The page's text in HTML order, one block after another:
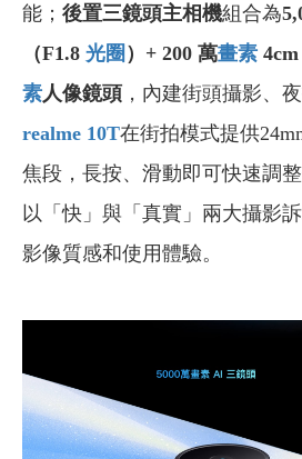
能； 後置三鏡頭主相機組合為
（F1.8 光圈 ）+ 200 萬畫素 4cm
素人像鏡頭，內建街頭攝影、
realme 10T在街拍模式提供
焦段，長按、滑動即可快速調
以「快」與「真實」兩大攝影
影像質感和使用體驗。